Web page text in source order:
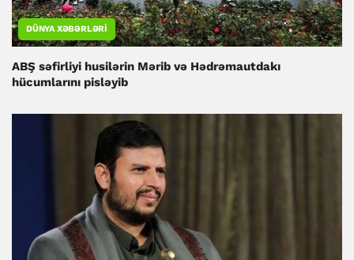
DÜNYA XƏBƏRLƏRI
ABŞ səfirliyi husilərin Mərib və Hədrəmautdakı
hücumlarını pisləyib